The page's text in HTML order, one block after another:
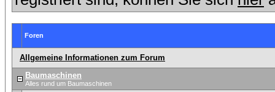
Foren
Allgemeine Informationen zum Forum
Baumaschinen
Alles rund um Baumaschinen